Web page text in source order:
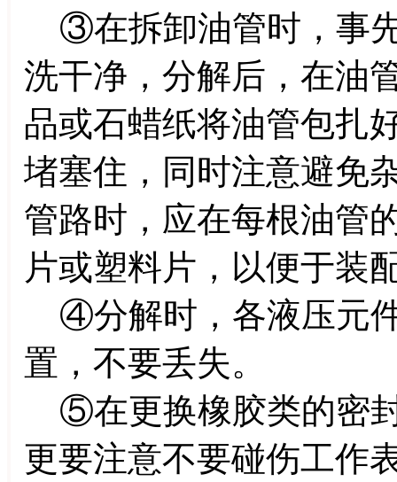
③在拆卸油管时，事
洗干净，分解后，在油
品或石蜡纸将油管包扎
堵塞住，同时注意避免
管路时，应在每根油管
片或塑料片，以便于装
④分解时，各液压元
置，不要丢失。
⑤在更换橡胶类的密
更要注意不要碰伤工作